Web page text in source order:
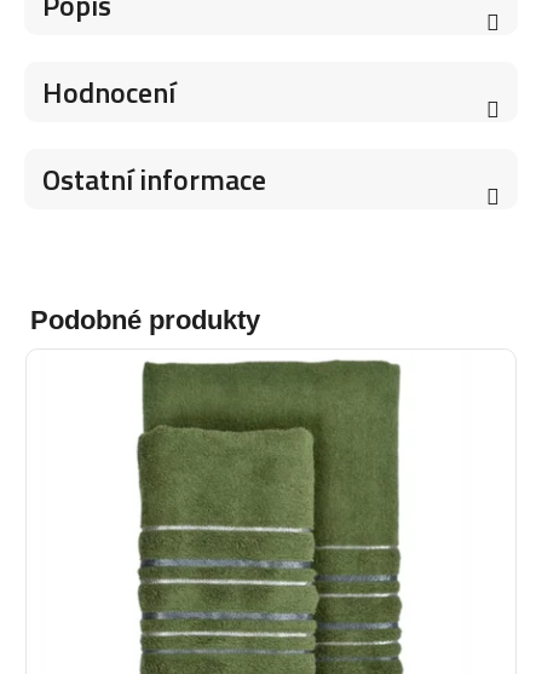
Hodnocení
Ostatní informace
Podobné produkty